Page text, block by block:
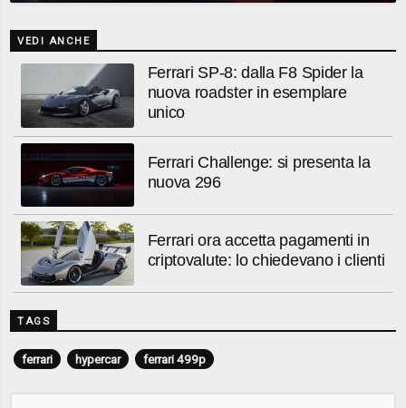
VEDI ANCHE
Ferrari SP-8: dalla F8 Spider la
nuova roadster in esemplare
unico
Ferrari Challenge: si presenta la
nuova 296
Ferrari ora accetta pagamenti in
criptovalute: lo chiedevano i clienti
TAGS
ferrari hypercar ferrari 499p